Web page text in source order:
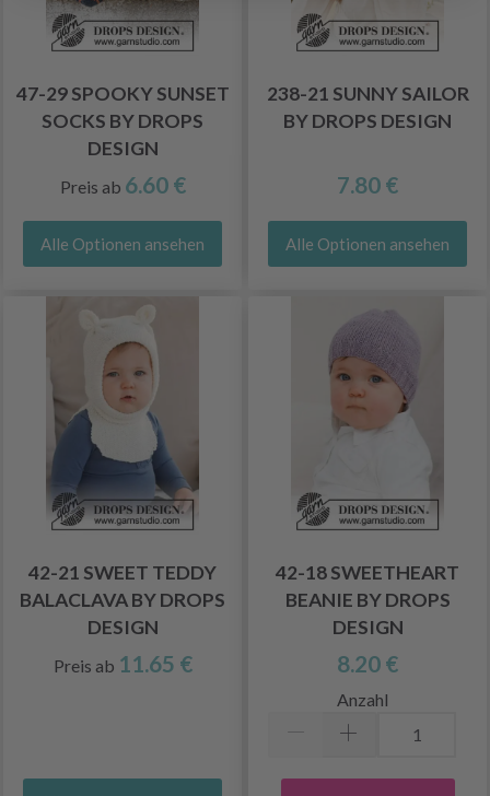
47-29 SPOOKY SUNSET
SOCKS BY DROPS
DESIGN
Preis ab 6.60 €
Alle Optionen ansehen
238-21 SUNNY SAILOR
BY DROPS DESIGN
7.80 €
Alle Optionen ansehen
42-21 SWEET TEDDY
BALACLAVA BY DROPS
DESIGN
Preis ab 11.65 €
42-18 SWEETHEART
BEANIE BY DROPS
DESIGN
8.20 €
Anzahl